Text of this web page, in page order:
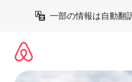
一部の情報は自動翻